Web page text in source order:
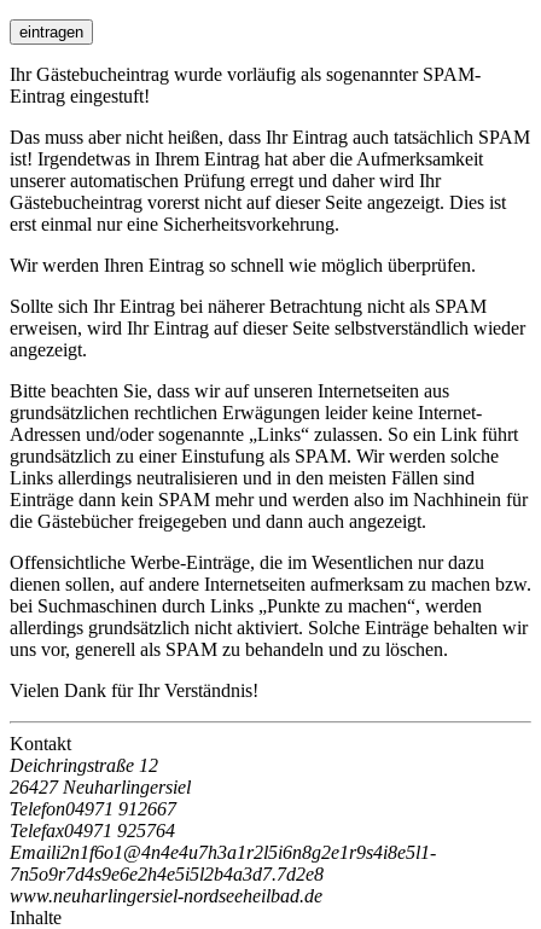
eintragen
Ihr Gästebucheintrag wurde vorläufig als sogenannter SPAM-
Eintrag eingestuft!
Das muss aber nicht heißen, dass Ihr Eintrag auch tatsächlich SPAM
ist! Irgendetwas in Ihrem Eintrag hat aber die Aufmerksamkeit
unserer automatischen Prüfung erregt und daher wird Ihr
Gästebucheintrag vorerst nicht auf dieser Seite angezeigt. Dies ist
erst einmal nur eine Sicherheitsvorkehrung.
Wir werden Ihren Eintrag so schnell wie möglich überprüfen.
Sollte sich Ihr Eintrag bei näherer Betrachtung nicht als SPAM
erweisen, wird Ihr Eintrag auf dieser Seite selbstverständlich wieder
angezeigt.
Bitte beachten Sie, dass wir auf unseren Internetseiten aus
grundsätzlichen rechtlichen Erwägungen leider keine Internet-
Adressen und/oder sogenannte „Links“ zulassen. So ein Link führt
grundsätzlich zu einer Einstufung als SPAM. Wir werden solche
Links allerdings neutralisieren und in den meisten Fällen sind
Einträge dann kein SPAM mehr und werden also im Nachhinein für
die Gästebücher freigegeben und dann auch angezeigt.
Offensichtliche Werbe-Einträge, die im Wesentlichen nur dazu
dienen sollen, auf andere Internetseiten aufmerksam zu machen bzw.
bei Suchmaschinen durch Links „Punkte zu machen“, werden
allerdings grundsätzlich nicht aktiviert. Solche Einträge behalten wir
uns vor, generell als SPAM zu behandeln und zu löschen.
Vielen Dank für Ihr Verständnis!
Kontakt
Deichringstraße 12
26427 Neuharlingersiel
Telefon04971 912667
Telefax04971 925764
Emaili2n1f6o1@4n4e4u7h3a1r2l5i6n8g2e1r9s4i8e5l1-
7n5o9r7d4s9e6e2h4e5i5l2b4a3d7.7d2e8
www.neuharlingersiel-nordseeheilbad.de
Inhalte